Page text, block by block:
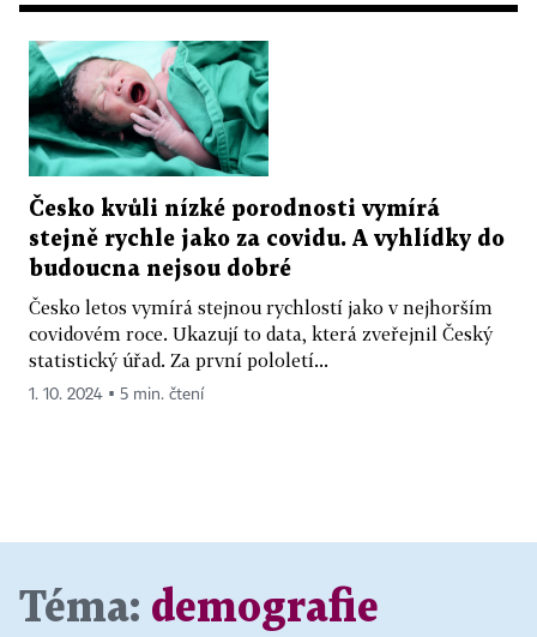
Česko kvůli nízké porodnosti vymírá
stejně rychle jako za covidu. A vyhlídky do
budoucna nejsou dobré
Česko letos vymírá stejnou rychlostí jako v nejhorším
covidovém roce. Ukazují to data, která zveřejnil Český
statistický úřad. Za první pololetí...
1. 10. 2024 ▪ 5 min. čtení
Téma: demografie